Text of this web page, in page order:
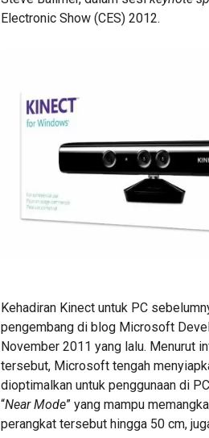
Electronic Show (CES) 2012.
Kehadiran Kinect untuk PC
pengembang di blog Microsoft
November 2011 yang lalu. Menurut
tersebut, Microsoft tengah
dioptimalkan untuk penggunaan di
“Near Mode” yang mampu
perangkat tersebut hingga 50 cm,